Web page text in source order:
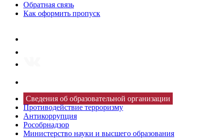
Обратная связь
Как оформить пропуск
Сведения об образовательной организации
Противодействие терроризму
Антикоррупция
Рособрнадзор
Министерство науки и высшего образования